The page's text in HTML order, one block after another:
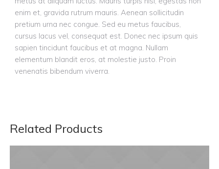
enim et, gravida rutrum mauris. Aenean sollicitudin
pretium urna nec congue. Sed eu metus faucibus,
cursus lacus vel, consequat est. Donec nec ipsum quis
sapien tincidunt faucibus et at magna. Nullam
elementum blandit eros, at molestie justo. Proin
venenatis bibendum viverra.
Related Products